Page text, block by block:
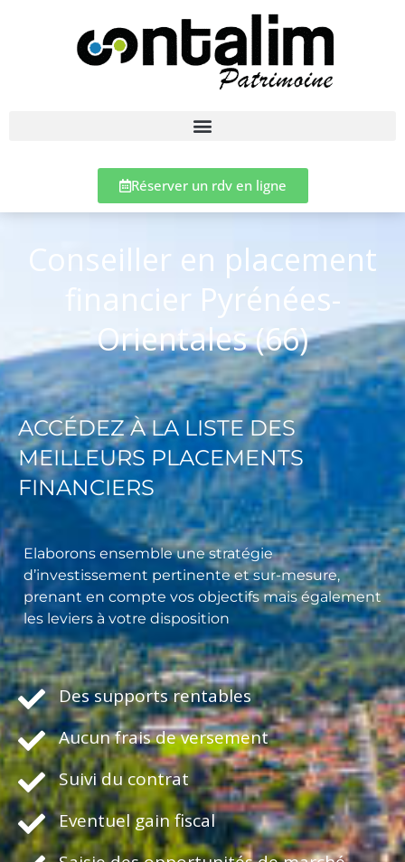
Réserver un rdv en ligne
Conseiller en placement
financier Pyrénées-
Orientales (66)
ACCÉDEZ À LA LISTE DES
MEILLEURS PLACEMENTS
FINANCIERS
Elaborons ensemble une stratégie
d’investissement pertinente et sur-mesure,
prenant en compte vos objectifs mais également
les leviers à votre disposition
Des supports rentables
Aucun frais de versement
Suivi du contrat
Eventuel gain fiscal